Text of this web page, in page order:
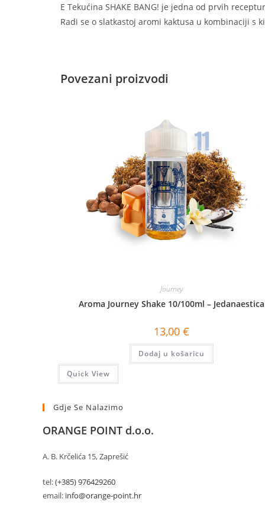
E Tekućina SHAKE BANG! je jedna od prvih
Radi se o slatkastoj aromi kaktusa u kombinaciji s
Povezani proizvodi
Journey
Aroma Journey Shake 10/100ml – Jedanaestica
13,00€
Dodaj u košaricu
Quick View
Gdje Se Nalazimo
ORANGE POINT d.o.o.
A. B. Krčelića 15, Zaprešić
tel:(+385) 976429260
email: info@orange-point.hr